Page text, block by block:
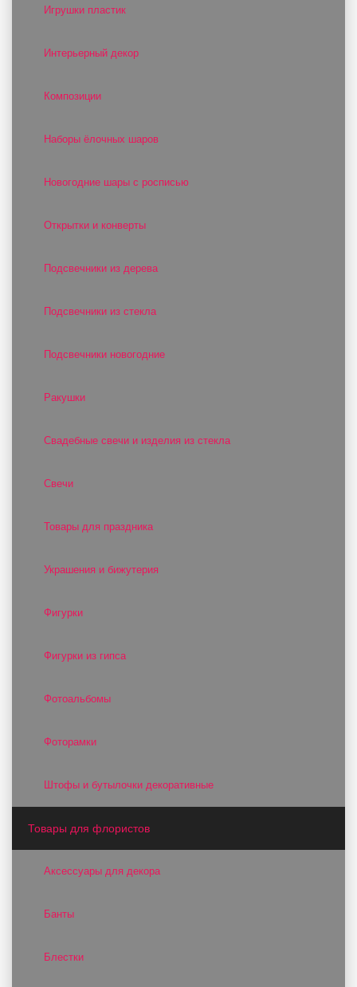
Игрушки пластик
Интерьерный декор
Композиции
Наборы ёлочных шаров
Новогодние шары с росписью
Открытки и конверты
Подсвечники из дерева
Подсвечники из стекла
Подсвечники новогодние
Ракушки
Свадебные свечи и изделия из стекла
Свечи
Товары для праздника
Украшения и бижутерия
Фигурки
Фигурки из гипса
Фотоальбомы
Фоторамки
Штофы и бутылочки декоративные
Товары для флористов
Аксессуары для декора
Банты
Блестки